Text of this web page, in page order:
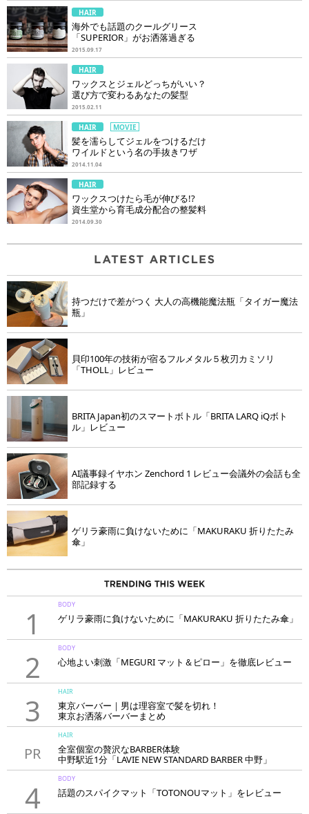
HAIR
海外でも話題のクールグリース
「SUPERIOR」がお洒落過ぎる
2015.09.17
HAIR
ワックスとジェルどっちがいい？
選び方で変わるあなたの髪型
2015.02.11
HAIR MOVIE
髪を濡らしてジェルをつけるだけ
ワイルドという名の手抜きワザ
2014.11.04
HAIR
ワックスつけたら毛が伸びる!?
資生堂から育毛成分配合の整髪料
2014.09.30
持つだけで差がつく 大人の高機能魔法瓶「タイガー魔法
瓶」
貝印100年の技術が宿るフルメタル５枚刃カミソリ
「THOLL」レビュー
BRITA Japan初のスマートボトル「BRITA LARQ iQボト
ル」レビュー
AI議事録イヤホン Zenchord 1 レビュー会議外の会話も全
部記録する
ゲリラ豪雨に負けないために「MAKURAKU 折りたたみ
傘」
1
BODY
ゲリラ豪雨に負けないために「MAKURAKU 折りたたみ傘」
2
BODY
心地よい刺激「MEGURI マット＆ピロー」を徹底レビュー
3
HAIR
東京バーバー｜男は理容室で髪を切れ！
東京お洒落バーバーまとめ
PR
HAIR
全室個室の贅沢なBARBER体験
中野駅近1分「LAVIE NEW STANDARD BARBER 中野」
4
BODY
話題のスパイクマット「TOTONOUマット」をレビュー